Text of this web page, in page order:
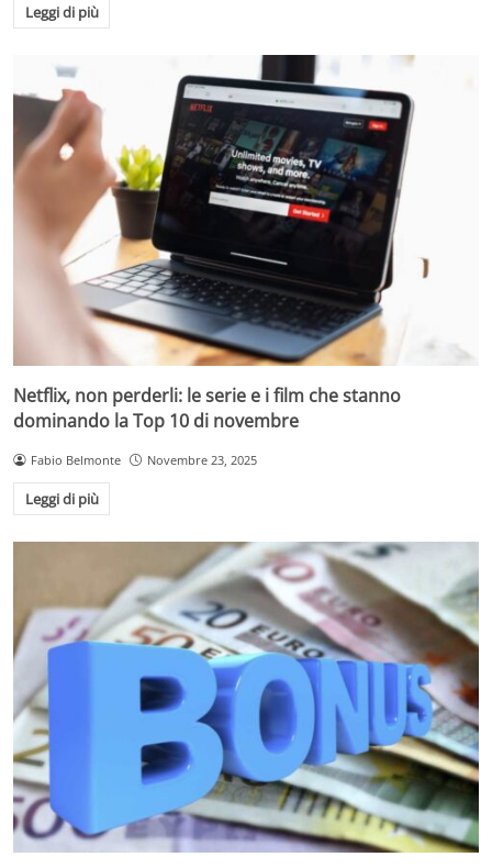
Leggi di più
Netflix, non perderli: le serie e i film che stanno
dominando la Top 10 di novembre
Fabio Belmonte Novembre 23, 2025
Leggi di più